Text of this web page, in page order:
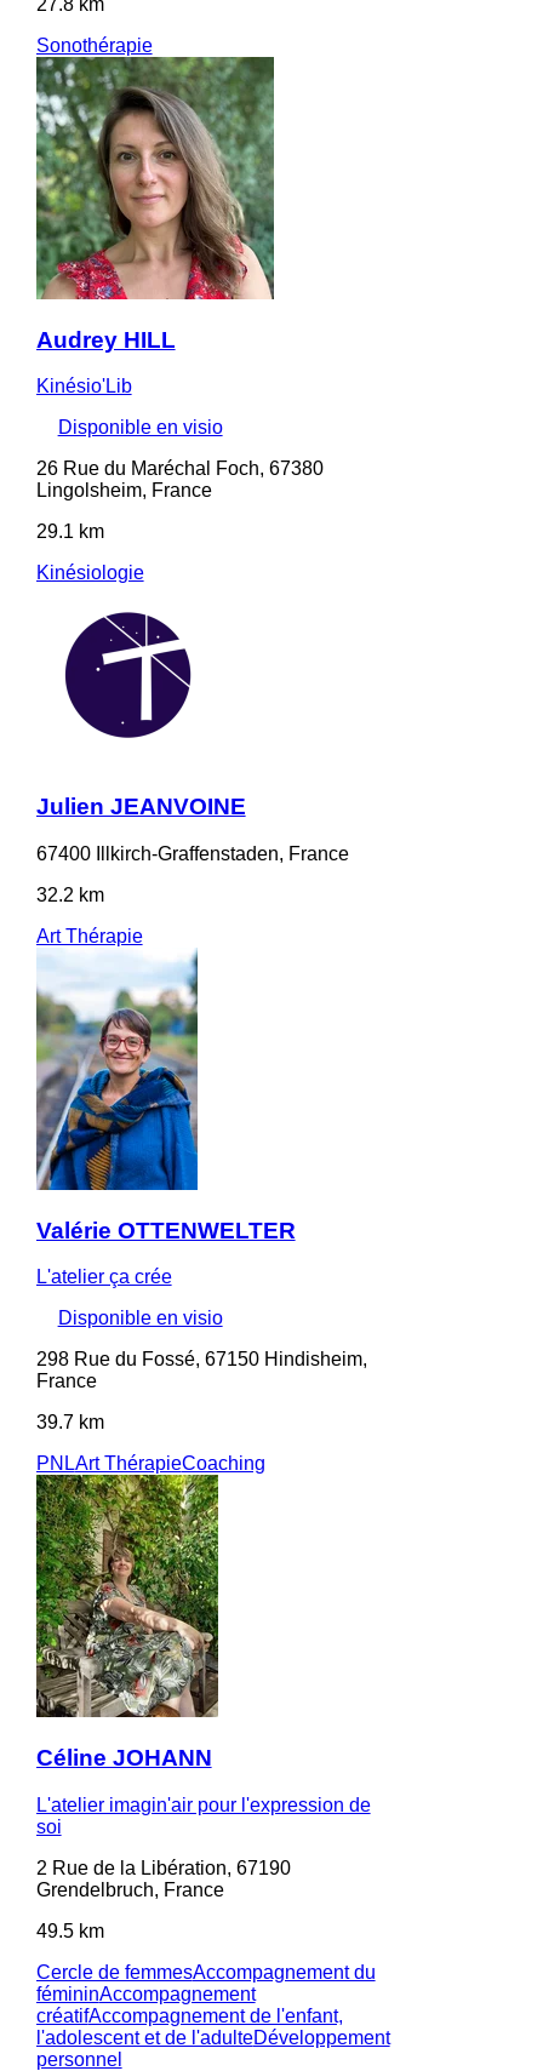
27.8 km
Sonothérapie
Audrey HILL
Kinésio'Lib
Disponible en visio
26 Rue du Maréchal Foch, 67380
Lingolsheim, France
29.1 km
Kinésiologie
Julien JEANVOINE
67400 Illkirch-Graffenstaden, France
32.2 km
Art Thérapie
Valérie OTTENWELTER
L'atelier ça crée
Disponible en visio
298 Rue du Fossé, 67150 Hindisheim,
France
39.7 km
PNLArt ThérapieCoaching
Céline JOHANN
L'atelier imagin'air pour l'expression de
soi
2 Rue de la Libération, 67190
Grendelbruch, France
49.5 km
Cercle de femmesAccompagnement du
fémininAccompagnement
créatifAccompagnement de l'enfant,
l'adolescent et de l'adulteDéveloppement
personnel